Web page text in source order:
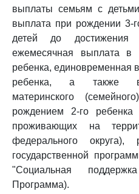
выплаты семьям с
выплата при рождении 3-
детей до
ежемесячная выплата в
ребенка, единовременная
ребенка, а также
материнского
рождением 2-го ребенка
проживающих на
федерального
государственной
"Социальная
Программа).